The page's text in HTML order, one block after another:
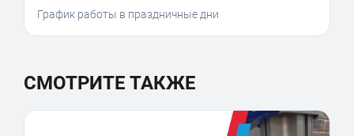
График работы в праздничные дни
СМОТРИТЕ ТАКЖЕ